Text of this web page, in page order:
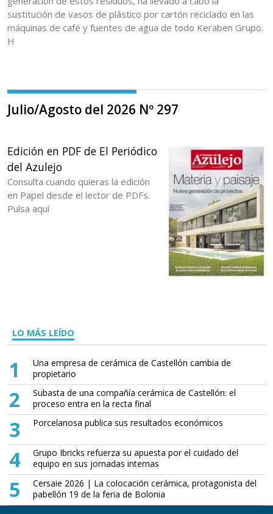
sustitución de vasos de plástico por cartón reciclado en las
máquinas de café y fuentes de agua de todo Keraben Grupo.
H
Julio/Agosto del 2026 Nº 297
Edición en PDF de El Periódico
del Azulejo
Consulta cuando quieras la edición
en Papel desde el lector de PDFs.
Pulsa aquí
LO MÁS LEÍDO
1
Una empresa de cerámica de Castellón cambia de
propietario
2
Subasta de una compañía cerámica de Castellón: el
proceso entra en la recta final
3 Porcelanosa publica sus resultados económicos
4
Grupo Ibricks refuerza su apuesta por el cuidado del
equipo en sus jornadas internas
5
Cersaie 2026 | La colocación cerámica, protagonista del
pabellón 19 de la feria de Bolonia